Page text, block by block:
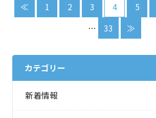
≪ 1 2 3 4 5
…
33 ≫
カテゴリー
新着情報